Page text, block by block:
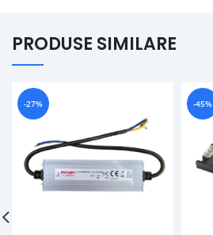
PRODUSE SIMILARE
-27% -45%